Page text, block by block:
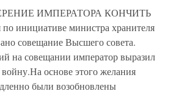
ИМПЕРАТОРА КОНЧИТЬ
инициативе министра хранителя
совещание Высшего совета.
на совещании император выразил
основе этого желания
были возобновлены